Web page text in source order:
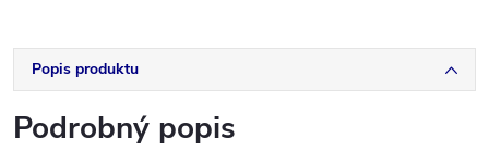
Popis produktu
Podrobný popis